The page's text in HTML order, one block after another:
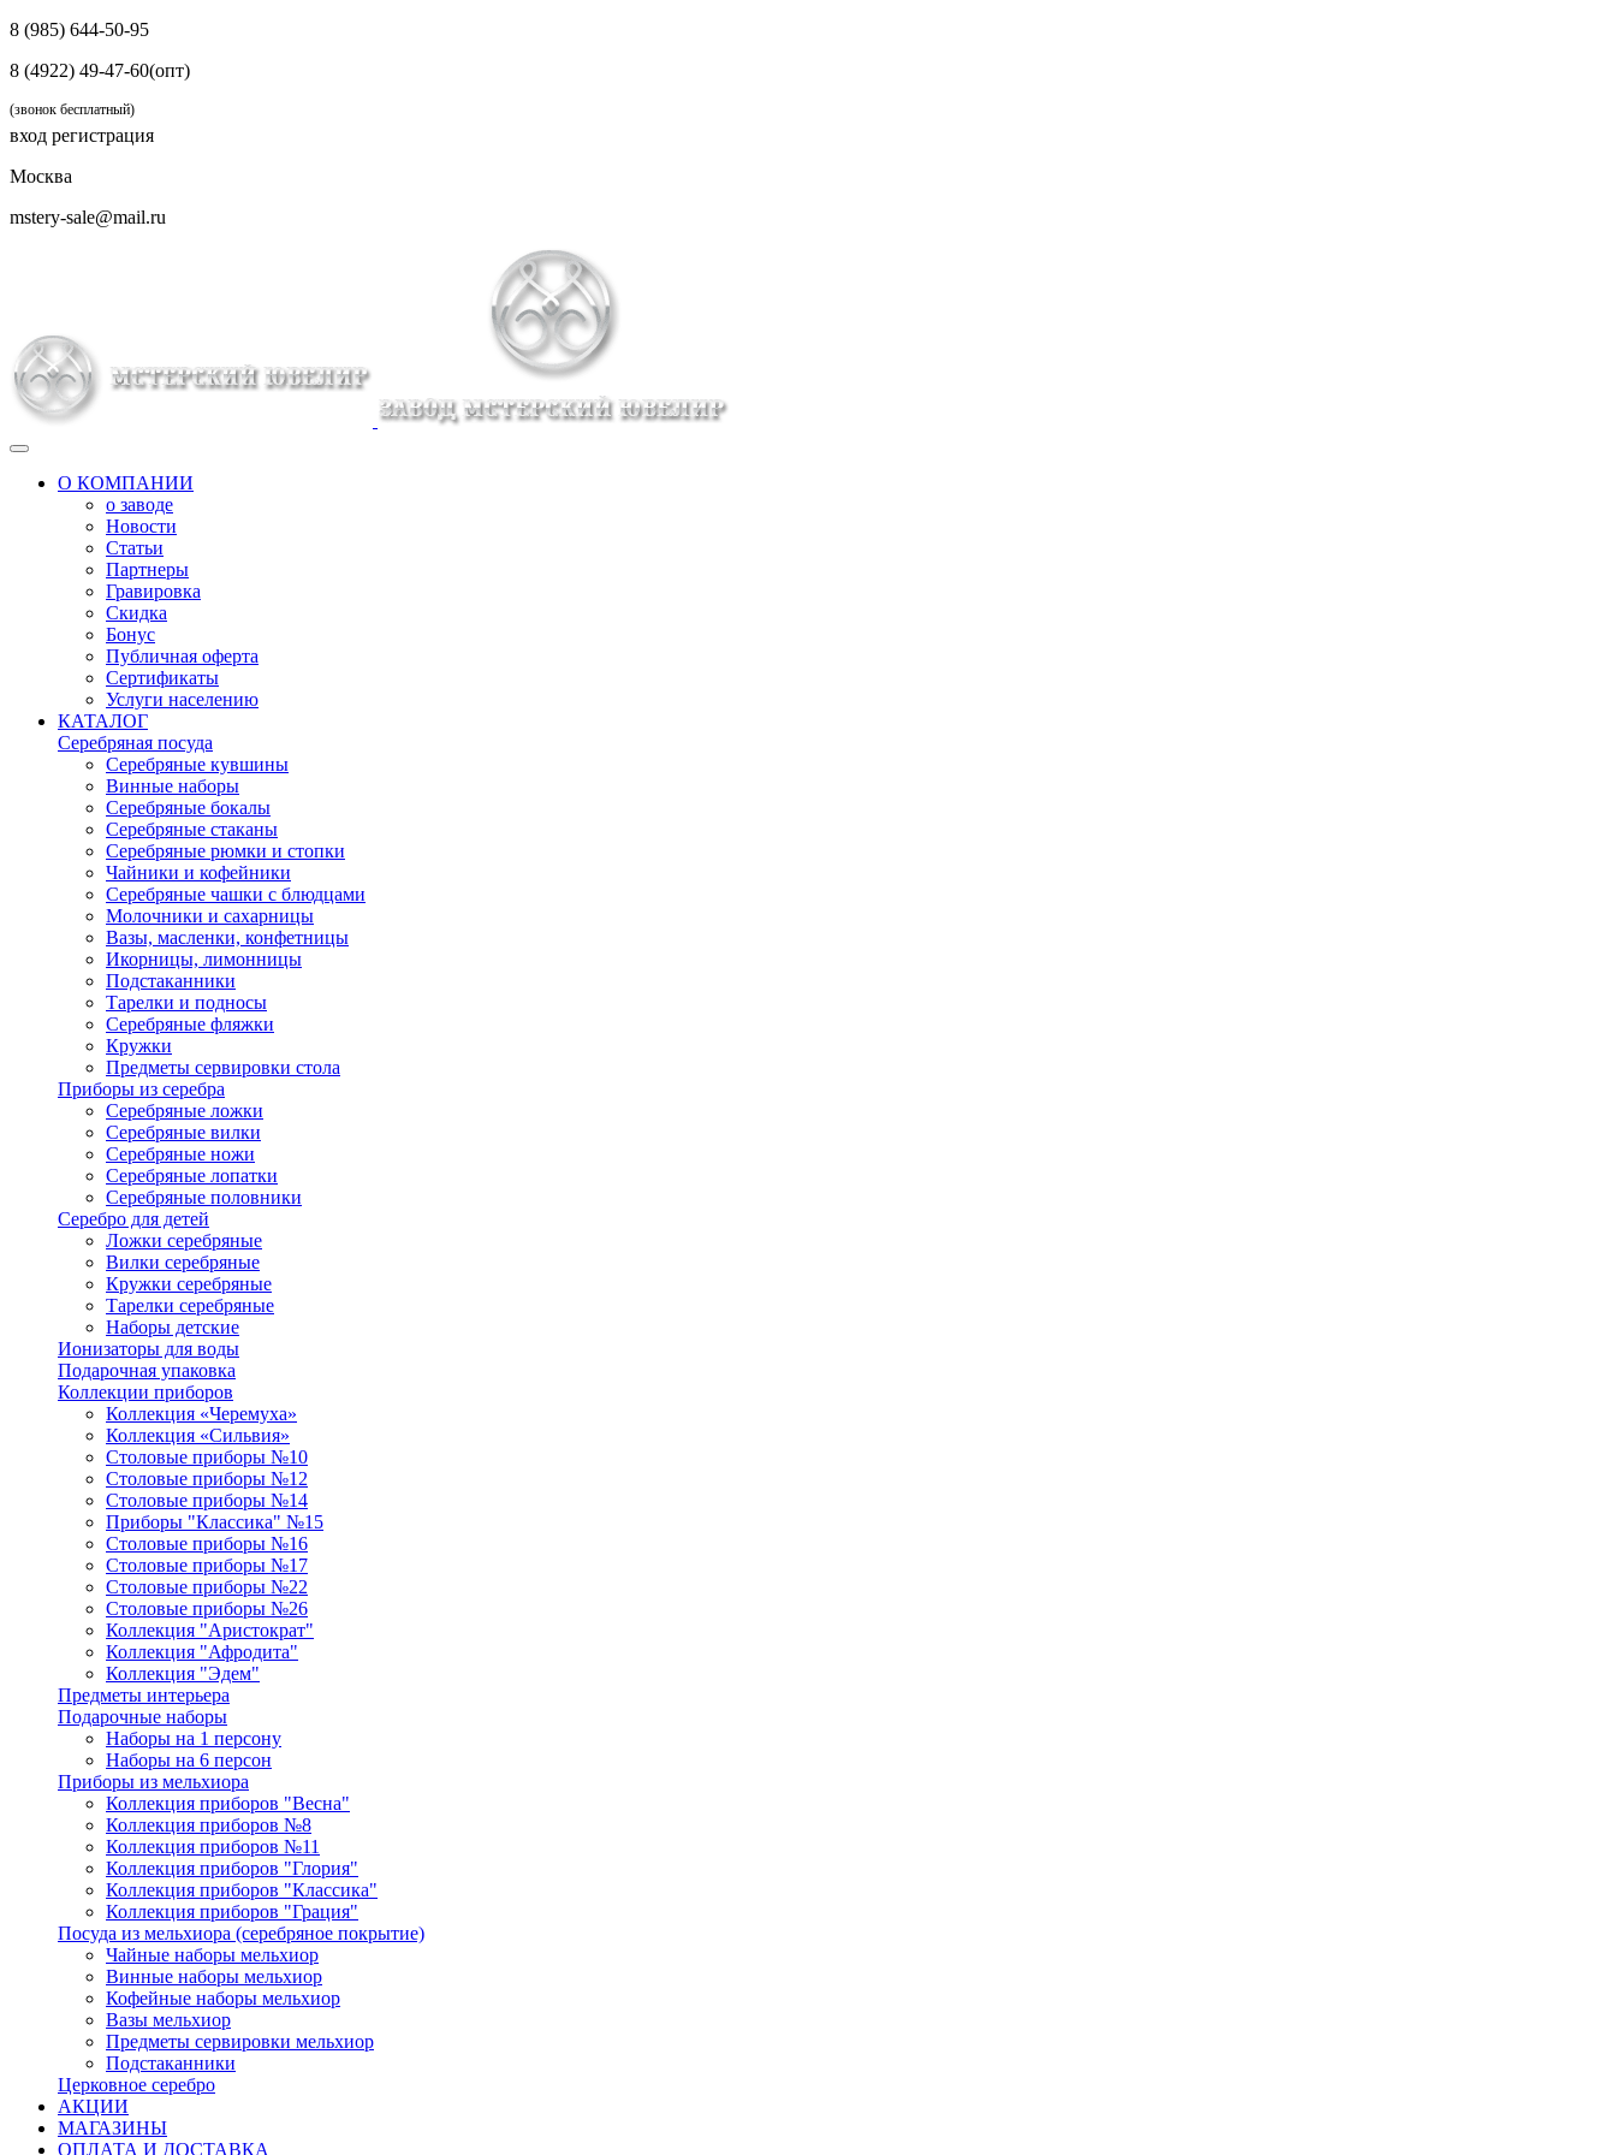
8 (985) 644-50-95
8 (4922) 49-47-60(опт)
(звонок бесплатный)
вход регистрация
Москва
mstery-sale@mail.ru
О КОМПАНИИ
о заводе
Новости
Статьи
Партнеры
Гравировка
Скидка
Бонус
Публичная оферта
Сертификаты
Услуги населению
КАТАЛОГ
Серебряная посуда
Серебряные кувшины
Винные наборы
Серебряные бокалы
Серебряные стаканы
Серебряные рюмки и стопки
Чайники и кофейники
Серебряные чашки с блюдцами
Молочники и сахарницы
Вазы, масленки, конфетницы
Икорницы, лимонницы
Подстаканники
Тарелки и подносы
Серебряные фляжки
Кружки
Предметы сервировки стола
Приборы из серебра
Серебряные ложки
Серебряные вилки
Серебряные ножи
Серебряные лопатки
Серебряные половники
Серебро для детей
Ложки серебряные
Вилки серебряные
Кружки серебряные
Тарелки серебряные
Наборы детские
Ионизаторы для воды
Подарочная упаковка
Коллекции приборов
Коллекция «Черемуха»
Коллекция «Сильвия»
Столовые приборы №10
Столовые приборы №12
Столовые приборы №14
Приборы "Классика" №15
Столовые приборы №16
Столовые приборы №17
Столовые приборы №22
Столовые приборы №26
Коллекция "Аристократ"
Коллекция "Афродита"
Коллекция "Эдем"
Предметы интерьера
Подарочные наборы
Наборы на 1 персону
Наборы на 6 персон
Приборы из мельхиора
Коллекция приборов "Весна"
Коллекция приборов №8
Коллекция приборов №11
Коллекция приборов "Глория"
Коллекция приборов "Классика"
Коллекция приборов "Грация"
Посуда из мельхиора (серебряное покрытие)
Чайные наборы мельхиор
Винные наборы мельхиор
Кофейные наборы мельхиор
Вазы мельхиор
Предметы сервировки мельхиор
Подстаканники
Церковное серебро
АКЦИИ
МАГАЗИНЫ
ОПЛАТА И ДОСТАВКА